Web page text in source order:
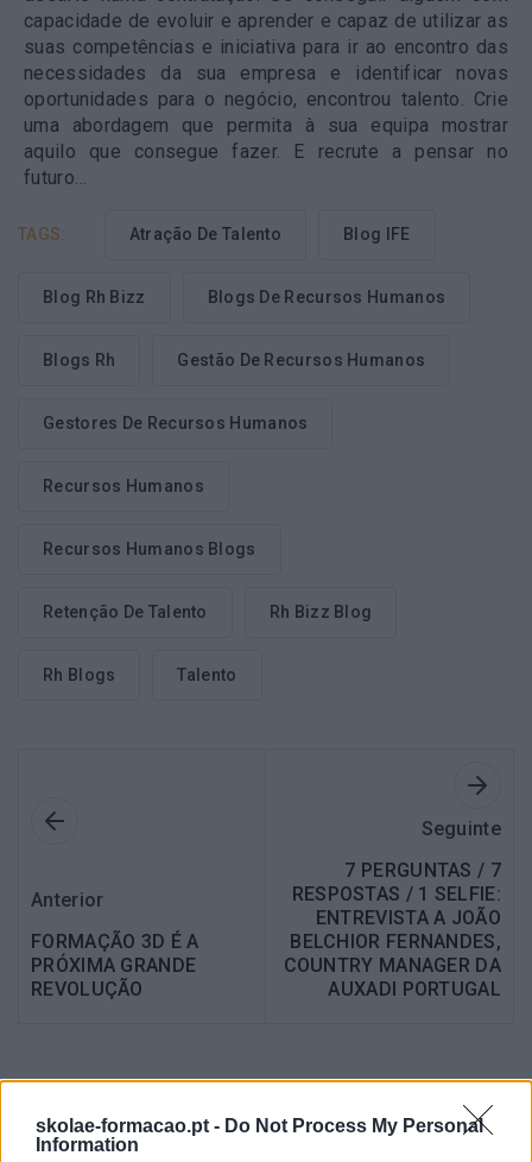
skolae-formacao.pt - Do Not Process My Personal
Information
capacidade de evoluir e aprender e capaz de utilizar as
suas competências e iniciativa para ir ao encontro das
necessidades da sua empresa e identificar novas
oportunidades para o negócio, encontrou talento. Crie
uma abordagem que permita à sua equipa mostrar
aquilo que consegue fazer. E recrute a pensar no
futuro…
TAGS: Atração De Talento Blog IFE
Blog Rh Bizz Blogs De Recursos Humanos
Blogs Rh Gestão De Recursos Humanos
Gestores De Recursos Humanos
Recursos Humanos
Recursos Humanos Blogs
Retenção De Talento Rh Bizz Blog
Rh Blogs Talento
Anterior
FORMAÇÃO 3D É A
PRÓXIMA GRANDE
REVOLUÇÃO
Seguinte
7 PERGUNTAS / 7
RESPOSTAS / 1 SELFIE:
ENTREVISTA A JOÃO
BELCHIOR FERNANDES,
COUNTRY MANAGER DA
AUXADI PORTUGAL
Também Poderá Gostar